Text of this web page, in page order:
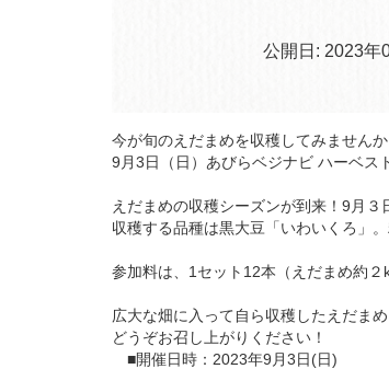
公開日: 2023年
今が旬のえだまめを収穫してみませんか
9月3日（日）あびらベジナビ ハーベス
えだまめの収穫シーズンが到来！9月
収穫する品種は黒大豆「いわいくろ」
参加料は、1セット12本（えだまめ約
広大な畑に入って自ら収穫したえだま
どうぞお召し上がりください！
■開催日時：2023年9月3日(日)